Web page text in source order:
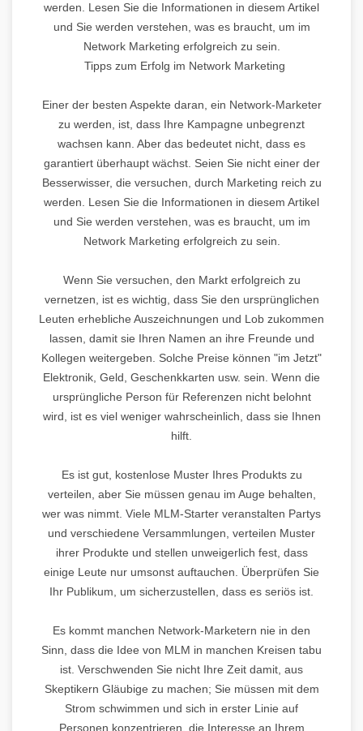
werden. Lesen Sie die Informationen in diesem Artikel
und Sie werden verstehen, was es braucht, um im
Network Marketing erfolgreich zu sein.
Tipps zum Erfolg im Network Marketing
Einer der besten Aspekte daran, ein Network-Marketer
zu werden, ist, dass Ihre Kampagne unbegrenzt
wachsen kann. Aber das bedeutet nicht, dass es
garantiert überhaupt wächst. Seien Sie nicht einer der
Besserwisser, die versuchen, durch Marketing reich zu
werden. Lesen Sie die Informationen in diesem Artikel
und Sie werden verstehen, was es braucht, um im
Network Marketing erfolgreich zu sein.
Wenn Sie versuchen, den Markt erfolgreich zu
vernetzen, ist es wichtig, dass Sie den ursprünglichen
Leuten erhebliche Auszeichnungen und Lob zukommen
lassen, damit sie Ihren Namen an ihre Freunde und
Kollegen weitergeben. Solche Preise können "im Jetzt"
Elektronik, Geld, Geschenkkarten usw. sein. Wenn die
ursprüngliche Person für Referenzen nicht belohnt
wird, ist es viel weniger wahrscheinlich, dass sie Ihnen
hilft.
Es ist gut, kostenlose Muster Ihres Produkts zu
verteilen, aber Sie müssen genau im Auge behalten,
wer was nimmt. Viele MLM-Starter veranstalten Partys
und verschiedene Versammlungen, verteilen Muster
ihrer Produkte und stellen unweigerlich fest, dass
einige Leute nur umsonst auftauchen. Überprüfen Sie
Ihr Publikum, um sicherzustellen, dass es seriös ist.
Es kommt manchen Network-Marketern nie in den
Sinn, dass die Idee von MLM in manchen Kreisen tabu
ist. Verschwenden Sie nicht Ihre Zeit damit, aus
Skeptikern Gläubige zu machen; Sie müssen mit dem
Strom schwimmen und sich in erster Linie auf
Personen konzentrieren, die Interesse an Ihrem